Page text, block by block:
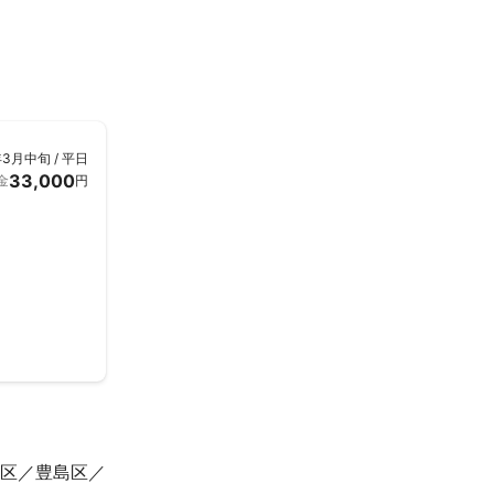
とさせてい
月中旬 / 平日
33,000円
豊島区